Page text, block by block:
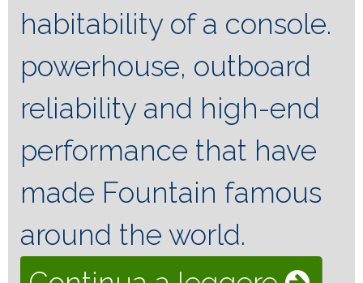
habitability of a console.
powerhouse, outboard
reliability and high-end
performance that have
made Fountain famous
around the world.